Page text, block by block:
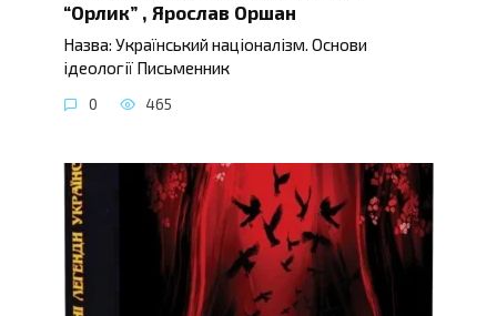
“Орлик” , Ярослав Оршан
Назва: Український націоналізм. Основи
ідеології Письменник
0 465